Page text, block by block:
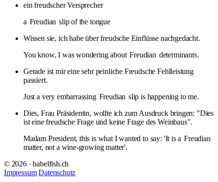
ein freudscher Versprecher
a Freudian slip of the tongue
Wissen sie, ich habe über freudsche Einflüsse nachgedacht.
You know, I was wondering about Freudian determinants.
Gerade ist mir eine sehr peinliche Freudsche Fehlleistung
passiert.
Just a very embarrassing Freudian slip is happening to me.
Dies, Frau Präsidentin, wollte ich zum Ausdruck bringen: "Dies
ist eine freudsche Frage und keine Frage des Weinbaus".
Madam President, this is what I wanted to say: 'It is a Freudian
matter, not a wine-growing matter'.
© 2026 · babelfish.ch
Impressum Datenschutz